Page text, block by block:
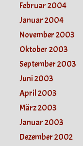
Februar 2004
Januar 2004
November 2003
Oktober 2003
September 2003
Juni 2003
April 2003
März 2003
Januar 2003
Dezember 2002